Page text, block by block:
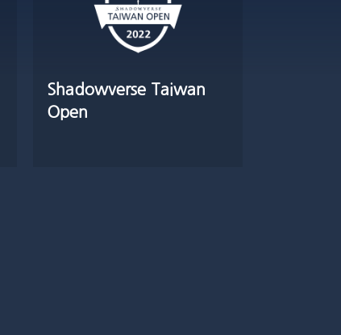
Shadowverse Taiwan
Open